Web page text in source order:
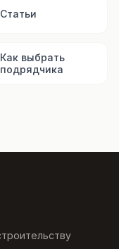
Статьи
Как выбрать
подрядчика